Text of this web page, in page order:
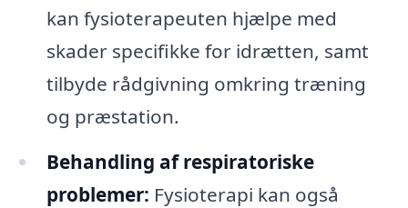
kan fysioterapeuten hjælpe med
skader specifikke for idrætten, samt
tilbyde rådgivning omkring træning
og præstation.
Behandling af respiratoriske
problemer: Fysioterapi kan også